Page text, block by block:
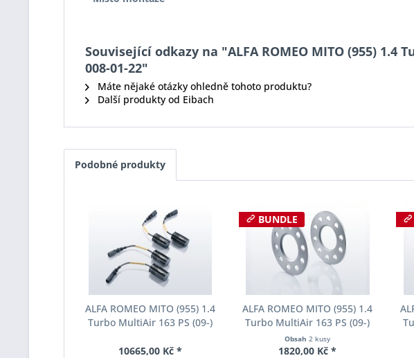
Související odkazy na "ALFA ROMEO MITO (955) 1.4
008-01-22"
Máte nějaké otázky ohledně tohoto produktu?
Další produkty od Eibach
Podobné produkty
ALFA ROMEO MITO (955) 1.4
Turbo MultiAir 163 PS (09-)
Pro-Tronic AM65-10-008-01-
10665,00 Kč *
BUNDLE
ALFA ROMEO MITO (955) 1.4
Turbo MultiAir 163 PS (09-)
Šířka rozchodu Eibach Pro-
Spacer S90-1-05-011 System1
Obsah2 kusy
1820,00 Kč *